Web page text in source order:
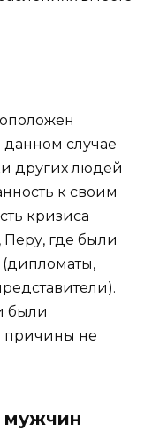
случае
других людей
к своим
кризиса
Перу, где были
(дипломаты,
были
причины не
мужчин